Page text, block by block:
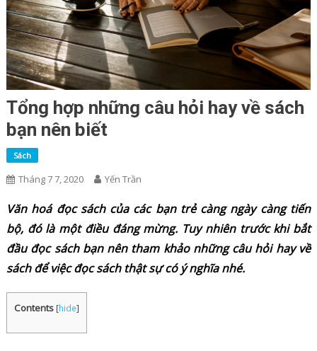
Tổng hợp những câu hỏi hay về sách
bạn nên biết
Sách
Tháng 7 7, 2020 Yến Trần
Văn hoá đọc sách của các bạn trẻ càng ngày càng tiến
bộ, đó là một điều đáng mừng. Tuy nhiên trước khi bắt
đầu đọc sách bạn nên tham khảo những câu hỏi hay về
sách để việc đọc sách thật sự có ý nghĩa nhé.
Contents [hide]